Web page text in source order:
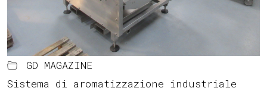
GD MAGAZINE
Sistema di aromatizzazione industriale